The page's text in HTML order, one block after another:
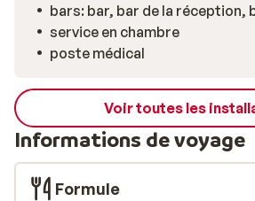
bars: bar, bar de la réception,
service en chambre
poste médical
Voir toutes les
Informations de voyage
Formule